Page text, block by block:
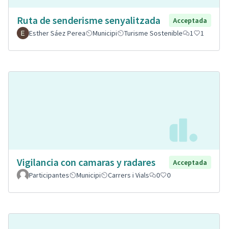
Ruta de senderisme senyalitzada
Acceptada
Esther Sáez Perea
Municipi Turisme Sostenible 1 1
Vigilancia con camaras y radares
Acceptada
Participantes
Municipi Carrers i Vials 0 0